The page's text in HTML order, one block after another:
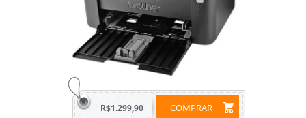
COMPRAR
R$1.299,90